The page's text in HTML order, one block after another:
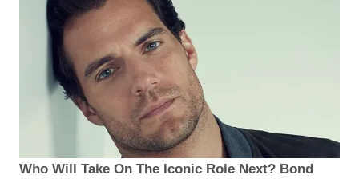
Who Will Take On The Iconic Role Next? Bond